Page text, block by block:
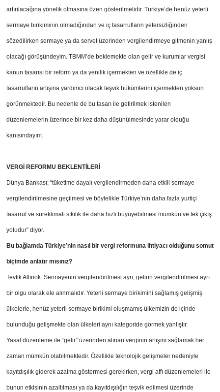
artırılacağına yönelik olmasına özen gösterilmelidir. Türkiye’de henüz yeterli
sermaye birikiminin olmadığından ve iç tasarrufların yetersizliğinden
sözedilirken sermaye ya da servet üzerinden vergilendirmeye gitmenin yanlış
olacağı görüşündeyim. TBMM’de beklemekte olan gelir ve kurumlar vergisi
kanun tasarısı bir reform ya da yenilik içermekten ve özellikle de iç
tasarrufların artışına yardımcı olacak teşvik hükümlerini içermekten yoksun
görünmektedir. Bu nedenle de bu tasarı ile getirilmek istenilen
düzenlemelerin üzerinde bir kez daha düşünülmesinde yarar olduğu
kanısındayım.
VERGİ REFORMU BEKLENTİLERİ
Dünya Bankası; “tüketime dayalı vergilendirmeden daha etkili sermaye
vergilendirilmesine geçilmesi ve böylelikle Türkiye’nin daha fazla yurtiçi
tasarruf ve süreklimali sıkılık ile daha hızlı büyüyebilmesi mümkün ve tek çıkış
yoludur” diyor.
Bu bağlamda Türkiye’nin nasıl bir vergi reformuna ihtiyacı olduğunu somut
biçimde anlatır mısınız?
Tevfik Altınok: Sermayenin vergilendirilmesi ayrı, gelirin vergilendirilmesi ayrı
bir olgu olarak ele alınmalıdır. Yeterli sermaye birikimini sağlamış gelişmiş
ülkelerle, henüz yeterli sermaye birikimi oluşmamış ülkemizin de içinde
bulunduğu gelişmekte olan ülkeleri aynı kategoride görmek yanlıştır.
Yasal düzenleme ile “gelir” üzerinden alınan verginin artışını sağlamak her
zaman mümkün olabilmektedir. Özellikle teknolojik gelişmeler nedeniyle
kayıtdışılık giderek azalma göstermesi gerekirken, vergi affı düzenlemeleri ile
bunun etkisinin azaltılması ya da kayıtdışılığın teşvik edilmesi üzerinde